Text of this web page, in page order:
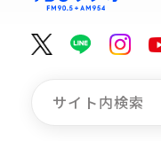
週間番組表
トピックス
TBS Podcast
イベント・グッズ